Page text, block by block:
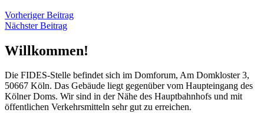
Vorheriger Beitrag
Nächster Beitrag
Willkommen!
Die FIDES-Stelle befindet sich im Domforum, Am Domkloster 3,
50667 Köln. Das Gebäude liegt gegenüber vom Haupteingang des
Kölner Doms. Wir sind in der Nähe des Hauptbahnhofs und mit
öffentlichen Verkehrsmitteln sehr gut zu erreichen.